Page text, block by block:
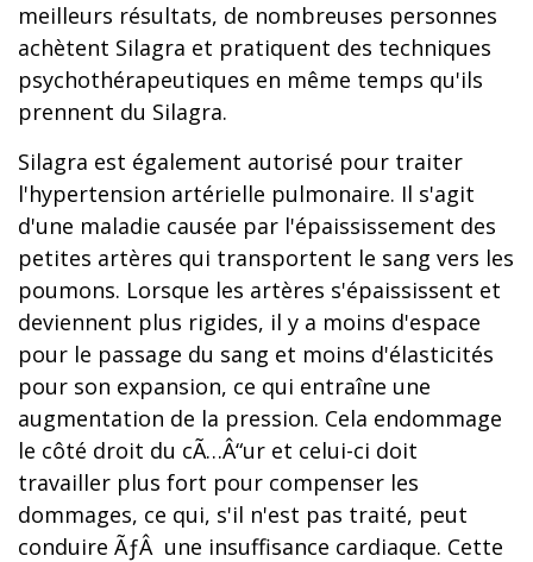
meilleurs résultats, de nombreuses personnes
achètent Silagra et pratiquent des techniques
psychothérapeutiques en même temps qu'ils
prennent du Silagra.
Silagra est également autorisé pour traiter
l'hypertension artérielle pulmonaire. Il s'agit
d'une maladie causée par l'épaississement des
petites artères qui transportent le sang vers les
poumons. Lorsque les artères s'épaississent et
deviennent plus rigides, il y a moins d'espace
pour le passage du sang et moins d'élasticités
pour son expansion, ce qui entraîne une
augmentation de la pression. Cela endommage
le côté droit du cÃ…Â“ur et celui-ci doit
travailler plus fort pour compenser les
dommages, ce qui, s'il n'est pas traité, peut
conduire ÃƒÂ une insuffisance cardiaque. Cette